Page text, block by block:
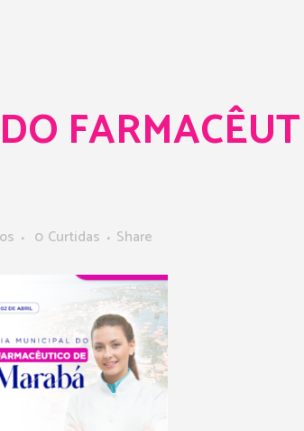
0 Curtidas Share